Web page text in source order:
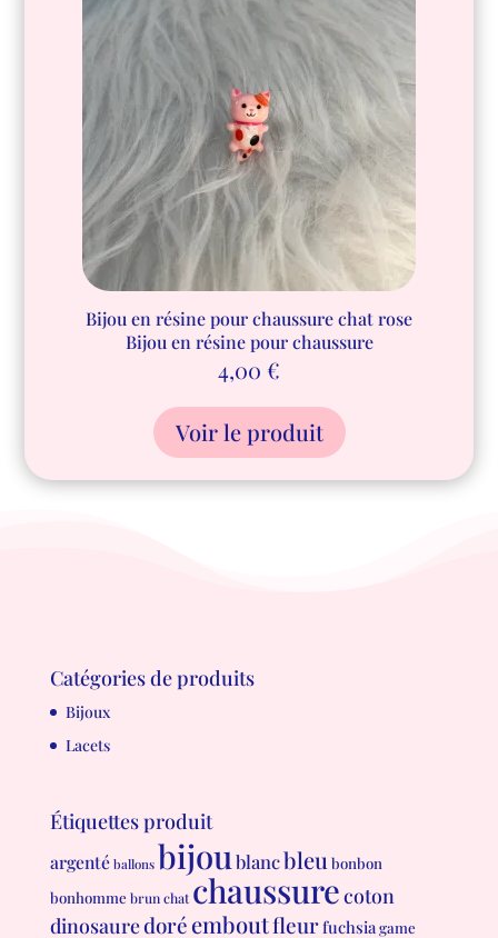
Bijou en résine pour chaussure chat rose
Bijou en résine pour chaussure
4,00 €
Voir le produit
Catégories de produits
Bijoux
Lacets
Étiquettes produit
argenté ballons bijou blancbleu bonbon
bonhomme brun chat chaussurecoton
dinosauredoré emboutfleurfuchsiagame